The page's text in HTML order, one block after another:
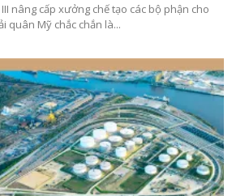
nâng cấp xưởng chế tạo các bộ phận cho
quân Mỹ chắc chắn là...